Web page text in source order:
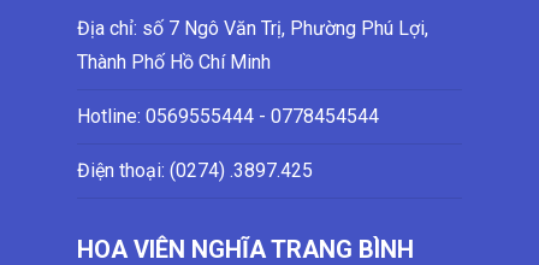
Địa chỉ: số 7 Ngô Văn Trị, Phường Phú Lợi,
Thành Phố Hồ Chí Minh
Hotline: 0569555444 - 0778454544
Điện thoại: (0274) .3897.425
HOA VIÊN NGHĨA TRANG BÌNH